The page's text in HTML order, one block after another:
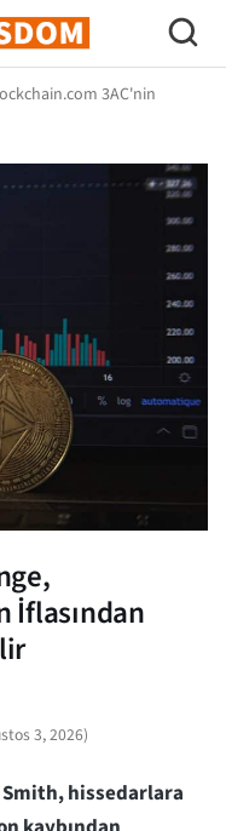
3AC'nin
İflasından
3, 2026)
hissedarlara